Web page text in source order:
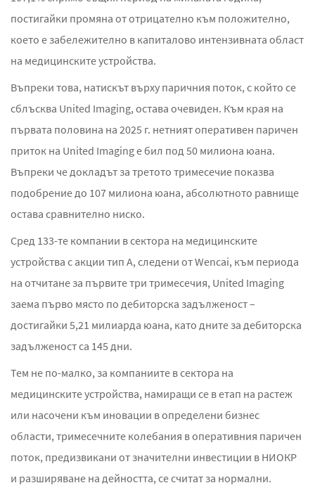
постигайки промяна от отрицателно към положително,
което е забележително в капиталово интензивната област
на медицинските устройства.
Въпреки това, натискът върху паричния поток, с който се
сблъсква United Imaging, остава очевиден. Към края на
първата половина на 2025 г. нетният оперативен паричен
приток на United Imaging е бил под 50 милиона юана.
Въпреки че докладът за третото тримесечие показва
подобрение до 107 милиона юана, абсолютното равнище
остава сравнително ниско.
Сред 133-те компании в сектора на медицинските
устройства с акции тип А, следени от Wencai, към периода
на отчитане за първите три тримесечия, United Imaging
заема първо място по дебиторска задълженост –
достигайки 5,21 милиарда юана, като дните за дебиторска
задълженост са 145 дни.
Тем не по-малко, за компаниите в сектора на
медицинските устройства, намиращи се в етап на растеж
или насочени към иновации в определени бизнес
области, тримесечните колебания в оперативния паричен
поток, предизвикани от значителни инвестиции в НИОКР
и разширяване на дейността, се считат за нормални.